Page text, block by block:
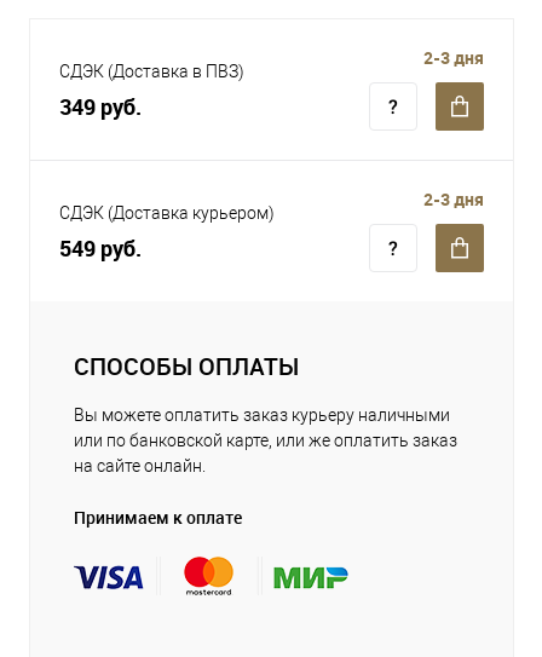
СДЭК (Доставка в ПВЗ)
349 руб.
2-3 дня
СДЭК (Доставка курьером)
549 руб.
2-3 дня
СПОСОБЫ ОПЛАТЫ
Вы можете оплатить заказ курьеру наличными
или по банковской карте, или же оплатить заказ
на сайте онлайн.
Принимаем к оплате